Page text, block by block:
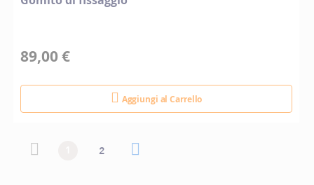
89,00 €
Aggiungi al Carrello
Pagina Pagina precedente
Attualmente stai leggendo la pagina
Pagina
2